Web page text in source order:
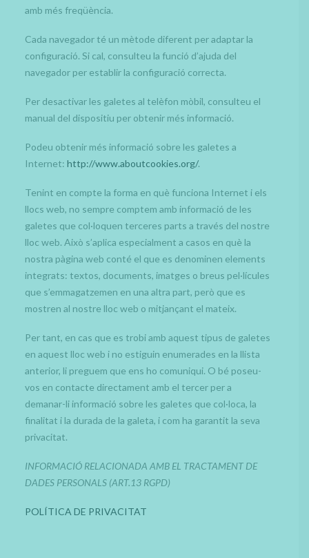
amb més freqüència.
Cada navegador té un mètode diferent per adaptar la
configuració. Si cal, consulteu la funció d’ajuda del
navegador per establir la configuració correcta.
Per desactivar les galetes al telèfon mòbil, consulteu el
manual del dispositiu per obtenir més informació.
Podeu obtenir més informació sobre les galetes a
Internet: http://www.aboutcookies.org/.
Tenint en compte la forma en què funciona Internet i els
llocs web, no sempre comptem amb informació de les
galetes que col·loquen terceres parts a través del nostre
lloc web. Això s’aplica especialment a casos en què la
nostra pàgina web conté el que es denominen elements
integrats: textos, documents, imatges o breus pel·lícules
que s’emmagatzemen en una altra part, però que es
mostren al nostre lloc web o mitjançant el mateix.
Per tant, en cas que es trobi amb aquest tipus de galetes
en aquest lloc web i no estiguin enumerades en la llista
anterior, li preguem que ens ho comuniqui. O bé poseu-
vos en contacte directament amb el tercer per a
demanar-li informació sobre les galetes que col·loca, la
finalitat i la durada de la galeta, i com ha garantit la seva
privacitat.
INFORMACIÓ RELACIONADA AMB EL TRACTAMENT DE
DADES PERSONALS (ART.13 RGPD)
POLÍTICA DE PRIVACITAT